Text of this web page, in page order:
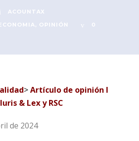
ACOUNTAX
, OPINIÓN 0
>Artículo de opinión I
& Lex y RSC
de 2024